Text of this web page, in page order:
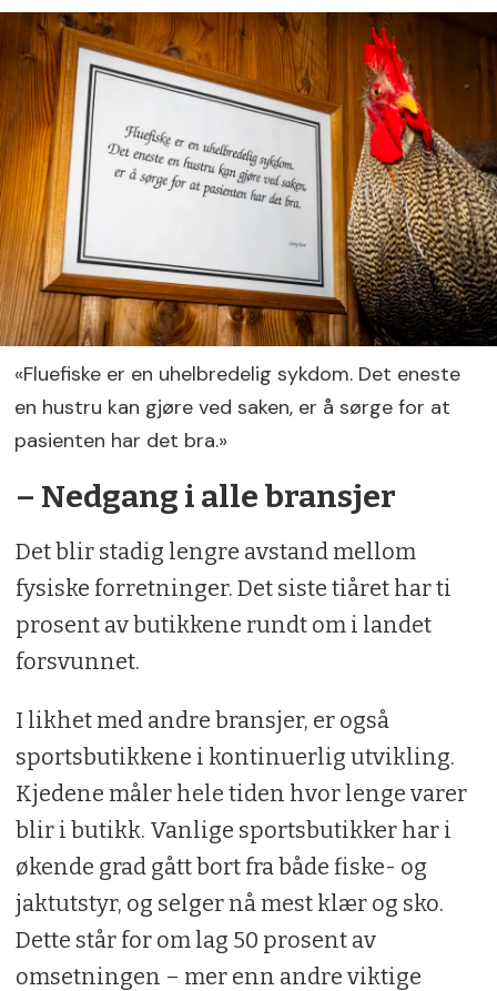
«Fluefiske er en uhelbredelig sykdom. Det eneste
en hustru kan gjøre ved saken, er å sørge for at
pasienten har det bra.»
– Nedgang i alle bransjer
Det blir stadig lengre avstand mellom
fysiske forretninger. Det siste tiåret har ti
prosent av butikkene rundt om i landet
forsvunnet.
I likhet med andre bransjer, er også
sportsbutikkene i kontinuerlig utvikling.
Kjedene måler hele tiden hvor lenge varer
blir i butikk. Vanlige sportsbutikker har i
økende grad gått bort fra både fiske- og
jaktutstyr, og selger nå mest klær og sko.
Dette står for om lag 50 prosent av
omsetningen – mer enn andre viktige